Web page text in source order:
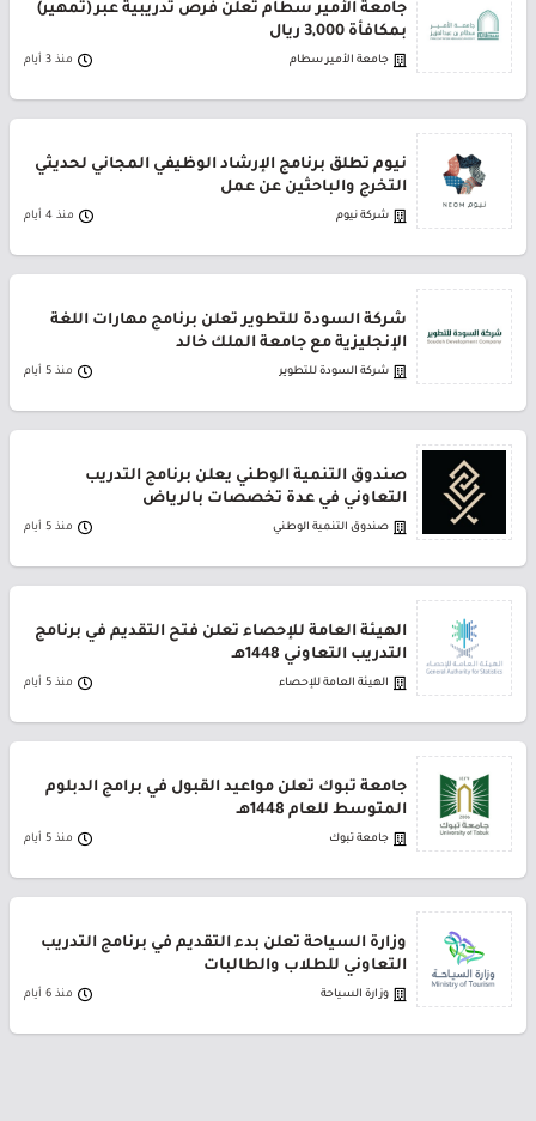
جامعة الأمير سطام تعلن فرص تدريبية عبر (تمهير)
بمكافأة 3,000 ريال
جامعة الأمير سطام منذ 3 أيام
نيوم تطلق برنامج الإرشاد الوظيفي المجاني لحديثي
التخرج والباحثين عن عمل
شركة نيوم منذ 4 أيام
شركة السودة للتطوير تعلن برنامج مهارات اللغة
الإنجليزية مع جامعة الملك خالد
شركة السودة للتطوير منذ 5 أيام
صندوق التنمية الوطني يعلن برنامج التدريب
التعاوني في عدة تخصصات بالرياض
صندوق التنمية الوطني منذ 5 أيام
الهيئة العامة للإحصاء تعلن فتح التقديم في برنامج
التدريب التعاوني 1448هـ
الهيئة العامة للإحصاء منذ 5 أيام
جامعة تبوك تعلن مواعيد القبول في برامج الدبلوم
المتوسط للعام 1448هـ
جامعة تبوك منذ 5 أيام
وزارة السياحة تعلن بدء التقديم في برنامج التدريب
التعاوني للطلاب والطالبات
وزارة السياحة منذ 6 أيام